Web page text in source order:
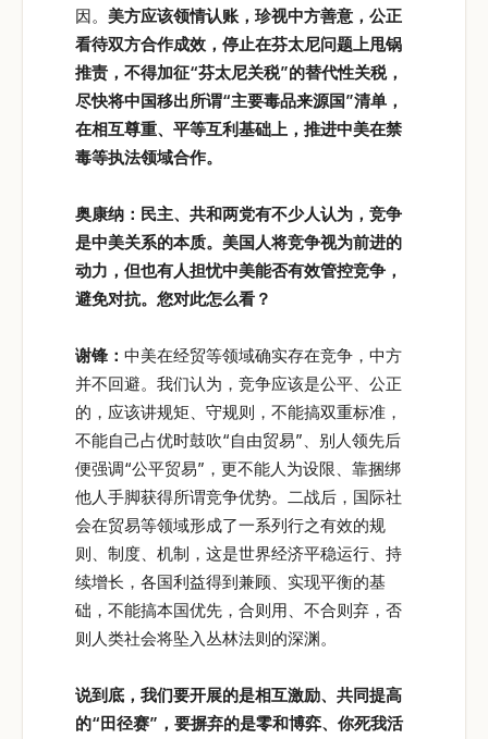
因。 美方应该领情认账，珍视中方善意，公正
看待双方合作成效，停止在芬太尼问题上甩锅
推责，不得加征“芬太尼关税”的替代性关税，
尽快将中国移出所谓“主要毒品来源国”清单，
在相互尊重、平等互利基础上，推进中美在禁
毒等执法领域合作。
奥康纳：民主、共和两党有不少人认为，竞争
是中美关系的本质。美国人将竞争视为前进的
动力，但也有人担忧中美能否有效管控竞争，
避免对抗。您对此怎么看？
谢锋： 中美在经贸等领域确实存在竞争，中方
并不回避。我们认为，竞争应该是公平、公正
的，应该讲规矩、守规则，不能搞双重标准，
不能自己占优时鼓吹“自由贸易”、别人领先后
便强调“公平贸易”，更不能人为设限、靠捆绑
他人手脚获得所谓竞争优势。二战后，国际社
会在贸易等领域形成了一系列行之有效的规
则、制度、机制，这是世界经济平稳运行、持
续增长，各国利益得到兼顾、实现平衡的基
础，不能搞本国优先，合则用、不合则弃，否
则人类社会将坠入丛林法则的深渊。
说到底，我们要开展的是相互激励、共同提高
的“田径赛”，要摒弃的是零和博弈、你死我活